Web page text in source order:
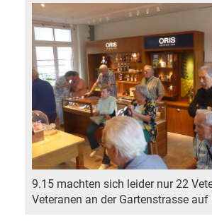
9.15 machten sich leider nur 22
Veteranen an der Gartenstrasse